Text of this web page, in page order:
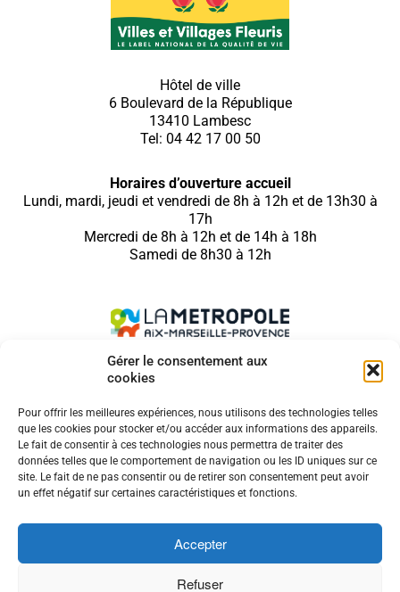
Gérer le consentement aux
cookies
Pour offrir les meilleures expériences, nous utilisons des technologies telles
que les cookies pour stocker et/ou accéder aux informations des appareils.
Le fait de consentir à ces technologies nous permettra de traiter des
données telles que le comportement de navigation ou les ID uniques sur ce
site. Le fait de ne pas consentir ou de retirer son consentement peut avoir
un effet négatif sur certaines caractéristiques et fonctions.
Accepter
Refuser
Hôtel de ville
6 Boulevard de la République
13410 Lambesc
Tel: 04 42 17 00 50
Horaires d’ouverture accueil
Lundi, mardi, jeudi et vendredi de 8h à 12h et de 13h30 à
17h
Mercredi de 8h à 12h et de 14h à 18h
Samedi de 8h30 à 12h
MENTIONS LÉGALES
ACCESSIBILITÉ